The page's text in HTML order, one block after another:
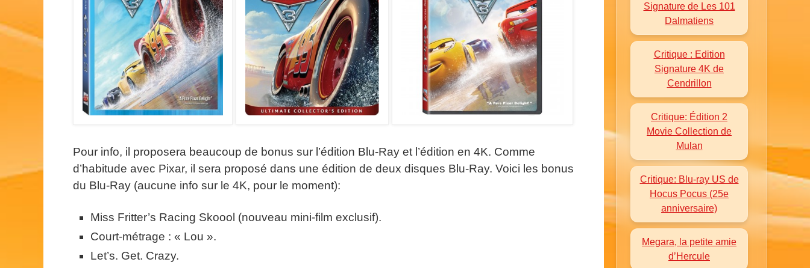
Pour info, il proposera beaucoup de bonus sur l’édition Blu-Ray et l’édition en 4K. Comme
d’habitude avec Pixar, il sera proposé dans une édition de deux disques Blu-Ray. Voici les bonus
du Blu-Ray (aucune info sur le 4K, pour le moment):
Miss Fritter’s Racing Skoool (nouveau mini-film exclusif).
Court-métrage : « Lou ».
Let’s. Get. Crazy.
Signature de Les 101
Dalmatiens
Critique : Edition
Signature 4K de
Cendrillon
Critique: Édition 2
Movie Collection de
Mulan
Critique: Blu-ray US de
Hocus Pocus (25e
anniversaire)
Megara, la petite amie
d’Hercule